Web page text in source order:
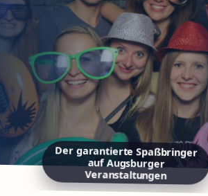
Der garantierte Spaßbringer
auf Augsburger
Veranstaltungen